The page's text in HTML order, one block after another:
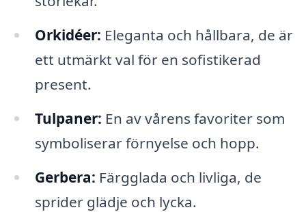
Orkidéer: Eleganta och hållbara, de är
ett utmärkt val för en sofistikerad
present.
Tulpaner: En av vårens favoriter som
symboliserar förnyelse och hopp.
Gerbera: Färgglada och livliga, de
sprider glädje och lycka.